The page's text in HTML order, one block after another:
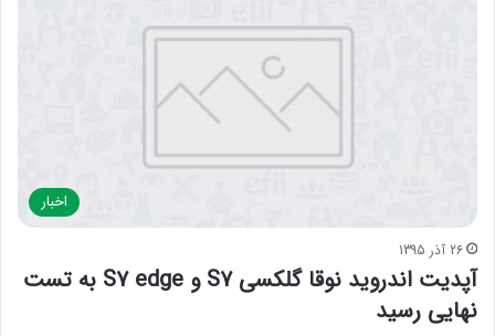
اخبار
26 آذر 1395
آپدیت اندروید نوقا گلکسی S7 و S7 edge به تست
نهایی رسید